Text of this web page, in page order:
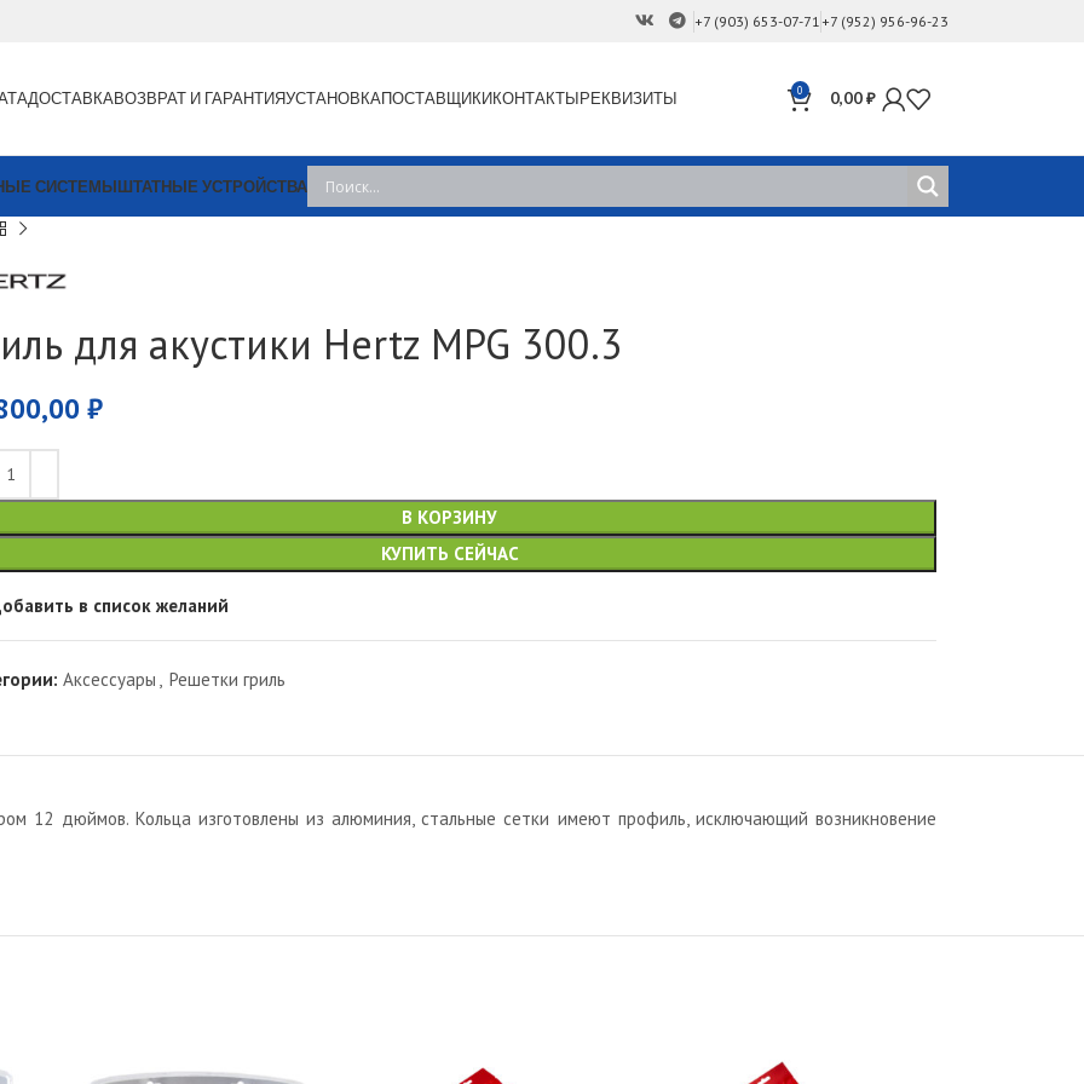
+7 (903) 653-07-71 +7 (952) 956-96-23
ДОСТАВКАВОЗВРАТ И ГАРАНТИЯУСТАНОВКАПОСТАВЩИКИКОНТАКТЫРЕКВИЗИТЫ 0 0,00₽
СИСТЕМЫШТАТНЫЕ УСТРОЙСТВА
для акустики Hertz MPG 300.3
₽
В КОРЗИНУ
КУПИТЬ СЕЙЧАС
в список желаний
Аксессуары Решетки гриль
12 дюймов. Кольца изготовлены из алюминия, стальные сетки имеют профиль, исключающий возникновение